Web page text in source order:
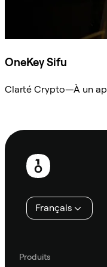
OneKey Sifu
Clarté Crypto—À un
Pied
page
Français
Produits